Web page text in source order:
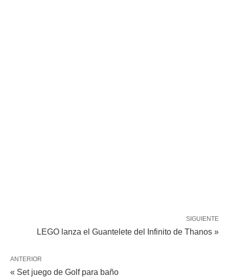
SIGUIENTE
LEGO lanza el Guantelete del Infinito de Thanos »
ANTERIOR
« Set juego de Golf para baño